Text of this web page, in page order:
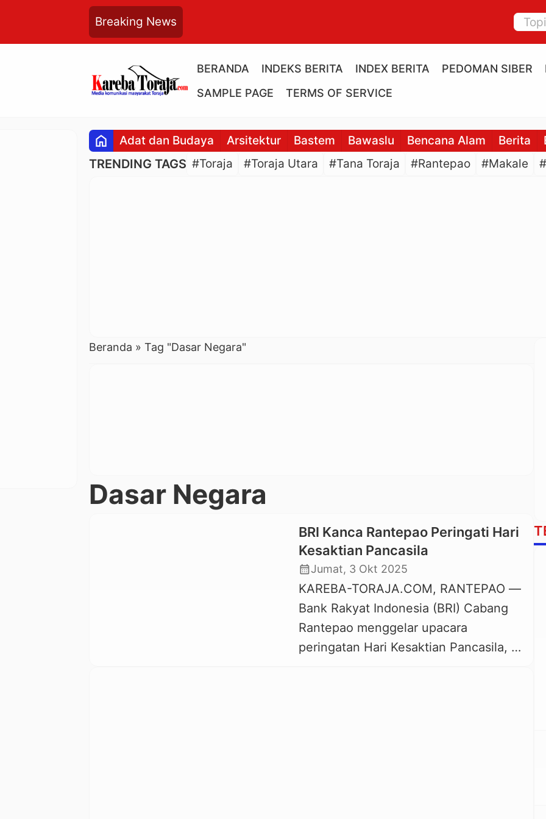
Breaking News
BERANDA INDEKS BERITA INDEX BERITA PEDOMAN SIBER
SAMPLE PAGE
TERMS OF SERVICE
home Adat dan Budaya Arsitektur Bastem Bawaslu Bencana Alam Berita
TRENDING TAGS #Toraja #Toraja Utara #Tana Toraja #Rantepao #Makale
Beranda » Tag "Dasar Negara"
Dasar Negara
BRI Kanca Rantepao Peringati Hari
Kesaktian Pancasila
calendar_monthJumat, 3 Okt 2025
KAREBA-TORAJA.COM, RANTEPAO —
Bank Rakyat Indonesia (BRI) Cabang
Rantepao menggelar upacara
peringatan Hari Kesaktian Pancasila, 1